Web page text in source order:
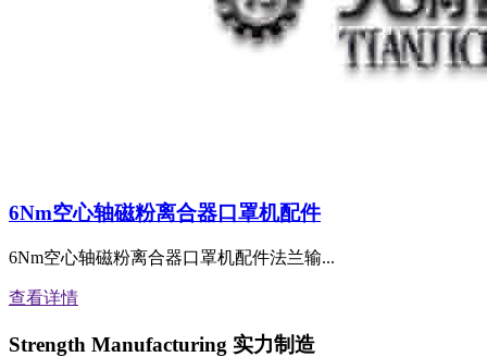
6Nm空心轴磁粉离合器口罩机配件
6Nm空心轴磁粉离合器口罩机配件法兰输...
查看详情
Strength Manufacturing 实力制造